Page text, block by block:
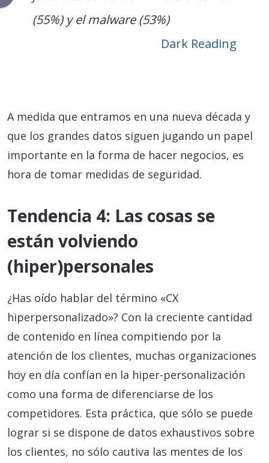
(55%) y el malware (53%)
Dark Reading
A medida que entramos en una nueva década y
que los grandes datos siguen jugando un papel
importante en la forma de hacer negocios, es
hora de tomar medidas de seguridad.
Tendencia 4: Las cosas se
están volviendo
(hiper)personales
¿Has oído hablar del término «CX
hiperpersonalizado»? Con la creciente cantidad
de contenido en línea compitiendo por la
atención de los clientes, muchas organizaciones
hoy en día confían en la hiper-personalización
como una forma de diferenciarse de los
competidores. Esta práctica, que sólo se puede
lograr si se dispone de datos exhaustivos sobre
los clientes, no sólo cautiva las mentes de los